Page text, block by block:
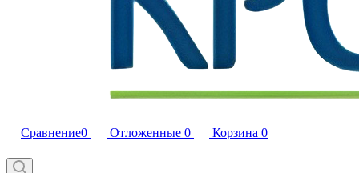
Сравнение0 Отложенные 0 Корзина 0